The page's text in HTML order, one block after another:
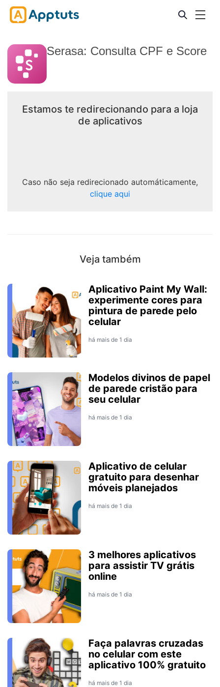
Serasa: Consulta CPF e Score
Estamos te redirecionando para a loja
de aplicativos
Caso não seja redirecionado automáticamente,
clique aqui
Veja também
Aplicativo Paint My Wall:
experimente cores para
pintura de parede pelo
celular
há mais de 1 dia
Modelos divinos de papel
de parede cristão para
seu celular
há mais de 1 dia
Aplicativo de celular
gratuito para desenhar
móveis planejados
há mais de 1 dia
3 melhores aplicativos
para assistir TV grátis
online
há mais de 1 dia
Faça palavras cruzadas
no celular com este
aplicativo 100% gratuito
há mais de 1 dia